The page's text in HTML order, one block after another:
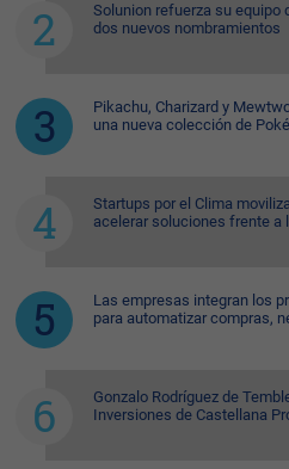
Solunion refuerza su equipo
dos nuevos nombramientos
Pikachu, Charizard y
una nueva colección de
Startups por el Clima
acelerar soluciones frente a
Las empresas integran los
para automatizar compras,
Gonzalo Rodríguez de
Inversiones de Castellana